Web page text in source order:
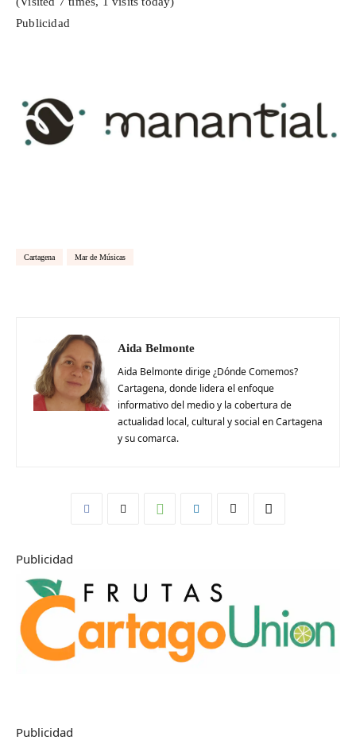
Publicidad
Cartagena Mar de Músicas
Aida Belmonte
Aida Belmonte dirige ¿Dónde Comemos?
Cartagena, donde lidera el enfoque
informativo del medio y la cobertura de
actualidad local, cultural y social en Cartagena
y su comarca.
Publicidad
Publicidad